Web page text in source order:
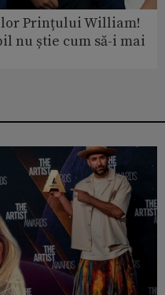
Prințului William!
nu știe cum să-i mai